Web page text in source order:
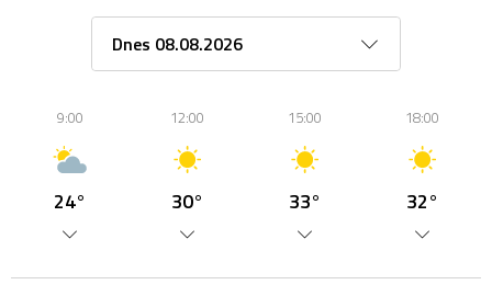
9:00
24°
12:00
30°
15:00
33°
18:00
32°